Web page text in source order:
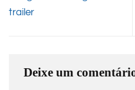
trailer
Deixe um